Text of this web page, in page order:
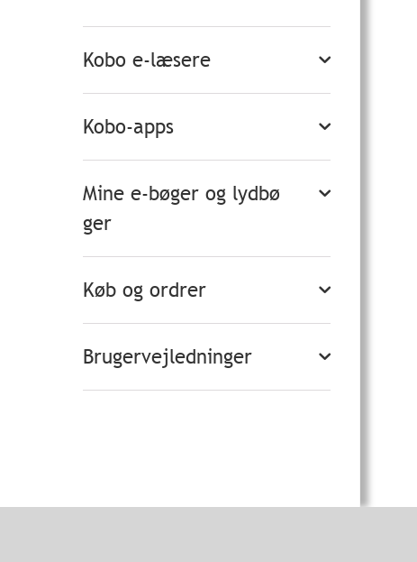
Kobo e-læsere
Kobo-apps
Mine e-bøger og lydbø
ger
Køb og ordrer
Brugervejledninger